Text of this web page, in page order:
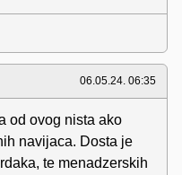
06.05.24. 06:35
od ovog nista ako
navijaca. Dosta je
te menadzerskih